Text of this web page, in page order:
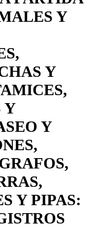
Y
Y
Y
Y
Y PIPAS: